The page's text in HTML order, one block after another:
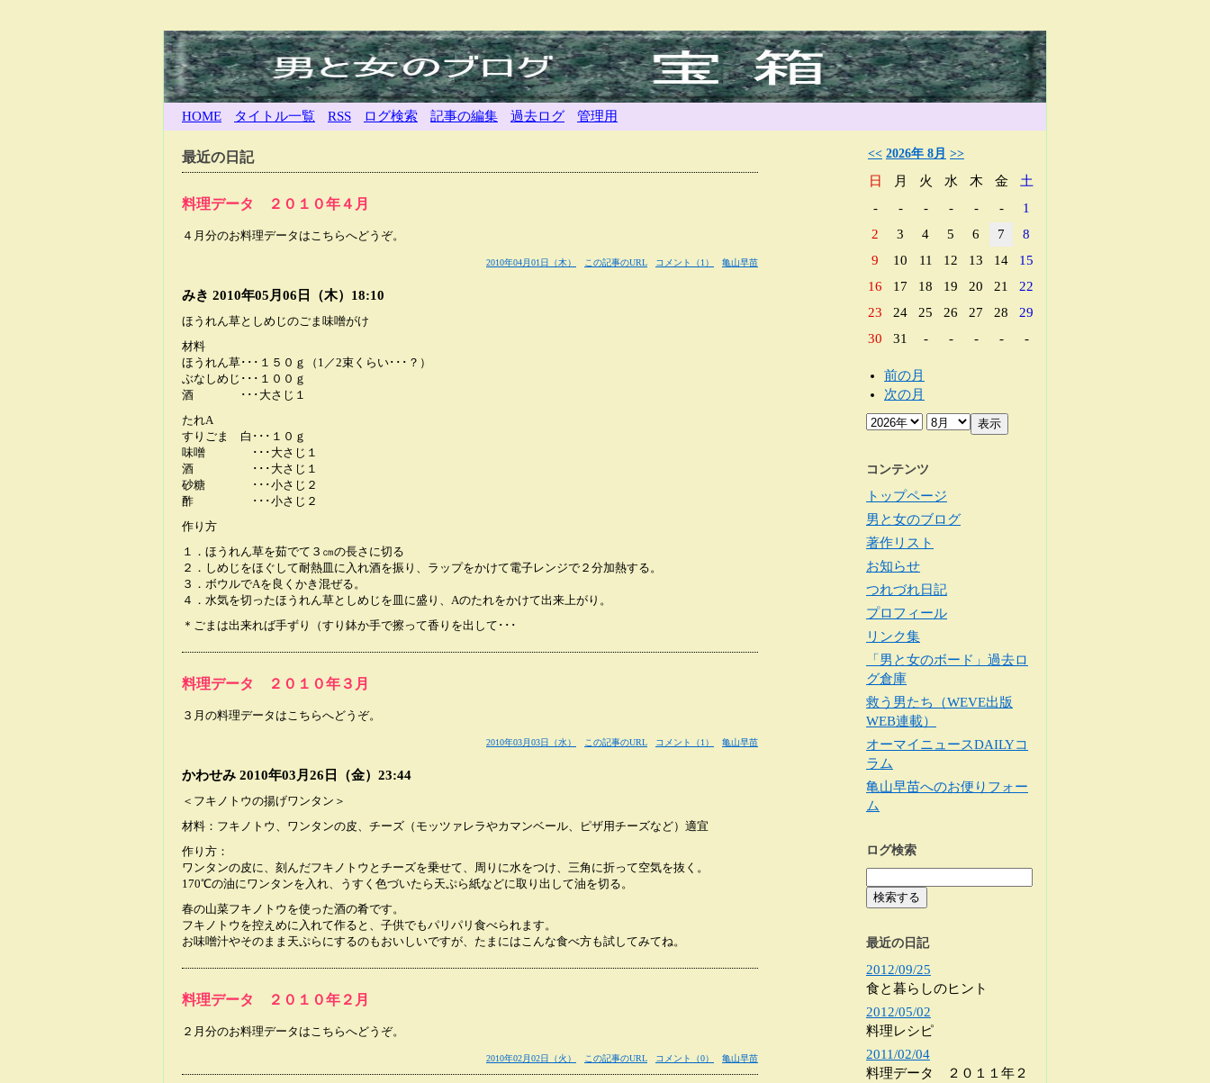
HOME タイトル一覧 RSS ログ検索 記事の編集 過去ログ 管理用
<< 2026年 8月 >>
日 月 火 水 木 金
土
-
- - - - -
1
2
3 4 5 6 7
8
9
10 11 12 13 14
15
16
17 18 19 20 21
22
23
24 25 26 27 28
29
30
31 - - - - -
前の月
次の月
コンテンツ
トップページ
男と女のブログ
著作リスト
お知らせ
つれづれ日記
プロフィール
リンク集
「男と女のボード」過去ロ
グ倉庫
救う男たち（WEVE出版
WEB連載）
オーマイニュースDAILYコ
ラム
亀山早苗へのお便りフォー
ム
ログ検索
最近の日記
2012/09/25
食と暮らしのヒント
2012/05/02
料理レシピ
2011/02/04
料理データ ２０１１年２
最近の日記
料理データ ２０１０年４月
４月分のお料理データはこちらへどうぞ。
2010年04月01日（木） この記事のURL コメント（1） 亀山早苗
みき 2010年05月06日（木）18:10
ほうれん草としめじのごま味噌がけ
材料
ほうれん草･･･１５０ｇ（1／2束くらい･･･？）
ぶなしめじ･･･１００ｇ
酒 ･･･大さじ１
たれA
すりごま 白･･･１０ｇ
味噌 ･･･大さじ１
酒 ･･･大さじ１
砂糖 ･･･小さじ２
酢 ･･･小さじ２
作り方
１．ほうれん草を茹でて３㎝の長さに切る
２．しめじをほぐして耐熱皿に入れ酒を振り、ラップをかけて電子レンジで２分加熱する。
３．ボウルでAを良くかき混ぜる。
４．水気を切ったほうれん草としめじを皿に盛り、Aのたれをかけて出来上がり。
＊ごまは出来れば手ずり（すり鉢か手で擦って香りを出して･･･
料理データ ２０１０年３月
３月の料理データはこちらへどうぞ。
2010年03月03日（水） この記事のURL コメント（1） 亀山早苗
かわせみ 2010年03月26日（金）23:44
＜フキノトウの揚げワンタン＞
材料：フキノトウ、ワンタンの皮、チーズ（モッツァレラやカマンベール、ピザ用チーズなど）適宜
作り方：
ワンタンの皮に、刻んだフキノトウとチーズを乗せて、周りに水をつけ、三角に折って空気を抜く。
170℃の油にワンタンを入れ、うすく色づいたら天ぷら紙などに取り出して油を切る。
春の山菜フキノトウを使った酒の肴です。
フキノトウを控えめに入れて作ると、子供でもパリパリ食べられます。
お味噌汁やそのまま天ぷらにするのもおいしいですが、たまにはこんな食べ方も試してみてね。
料理データ ２０１０年２月
２月分のお料理データはこちらへどうぞ。
2010年02月02日（火） この記事のURL コメント（0） 亀山早苗